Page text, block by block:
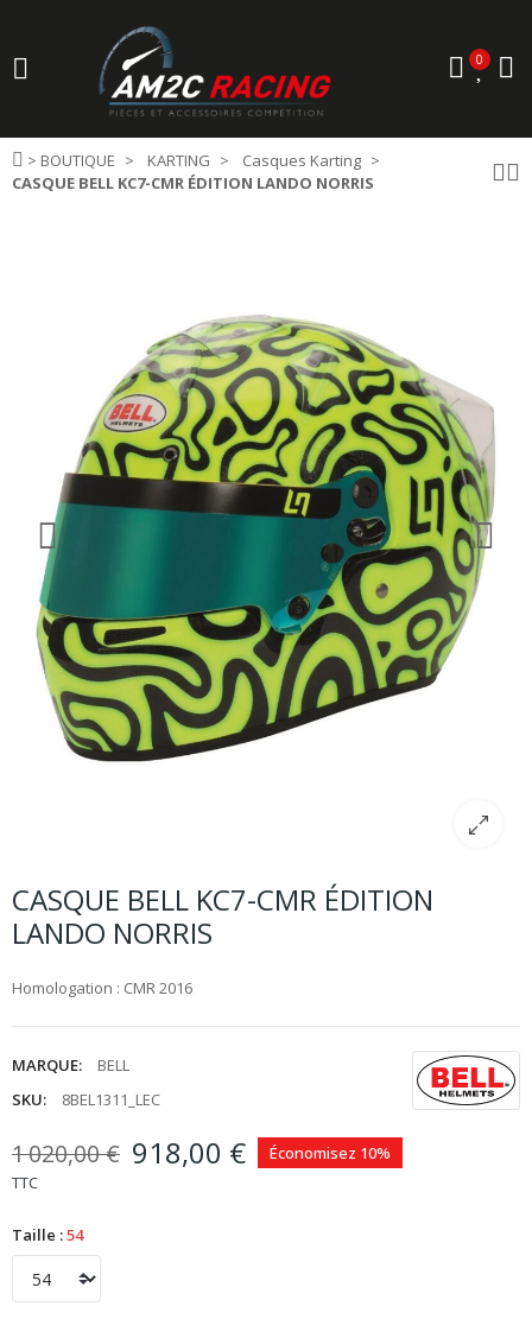
0
> BOUTIQUE KARTING
Casques Karting
CASQUE BELL KC7-CMR ÉDITION LANDO NORRIS
CASQUE BELL KC7-CMR ÉDITION
LANDO NORRIS
Homologation : CMR 2016
MARQUE:
BELL
SKU:
8BEL1311_LEC
1 020,00 € 918,00 €
Économisez 10%
TTC
Taille :54